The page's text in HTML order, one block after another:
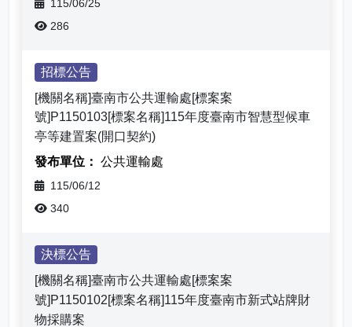
115/06/25
286
招標公告
[機關名稱]臺南市公共運輸處[標案案
號]P1150103[標案名稱]115年度臺南市智慧型候車
亭等建置案(開口契約)
公共運輸處
115/06/12
340
決標公告
[機關名稱]臺南市公共運輸處[標案案
號]P1150102[標案名稱]115年度臺南市新式站牌財
物採購案